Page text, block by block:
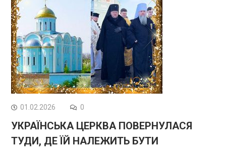
01.02.2026 0
УКРАЇНСЬКА ЦЕРКВА ПОВЕРНУЛАСЯ
ТУДИ, ДЕ ЇЙ НАЛЕЖИТЬ БУТИ